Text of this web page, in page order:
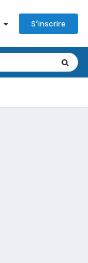
S’inscrire